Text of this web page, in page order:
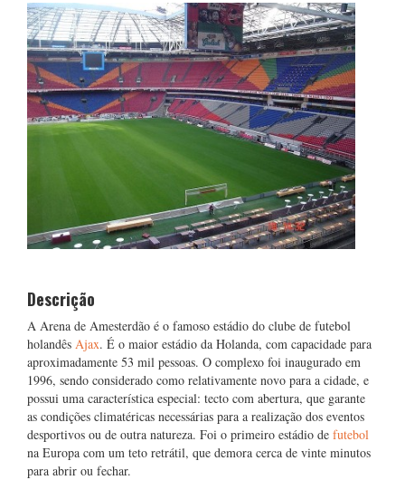
Descrição
A Arena de Amesterdão é o famoso estádio do clube de futebol
holandês Ajax. É o maior estádio da Holanda, com capacidade para
aproximadamente 53 mil pessoas. O complexo foi inaugurado em
1996, sendo considerado como relativamente novo para a cidade, e
possui uma característica especial: tecto com abertura, que garante
as condições climatéricas necessárias para a realização dos eventos
desportivos ou de outra natureza. Foi o primeiro estádio de futebol
na Europa com um teto retrátil, que demora cerca de vinte minutos
para abrir ou fechar.